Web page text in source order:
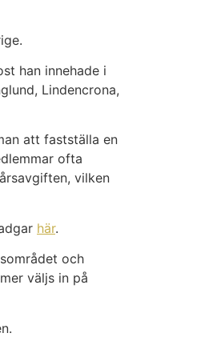
han innehade i
Lindencrona,
att fastställa en
ofta
vilken
här.
och
väljs in på